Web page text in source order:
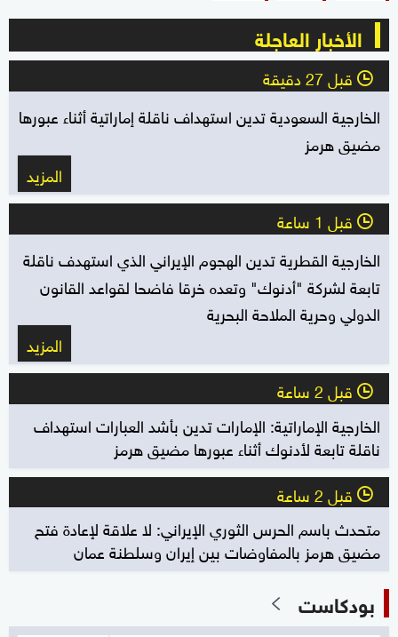
الأخبار العاجلة
l قبل 27 دقيقة
الخارجية السعودية تدين استهداف ناقلة إماراتية أثناء عبورها
مضيق هرمز
المزيد
l قبل 1 ساعة
الخارجية القطرية تدين الهجوم الإيراني الذي استهدف ناقلة
تابعة لشركة "أدنوك" وتعده خرقا فاضحا لقواعد القانون
الدولي وحرية الملاحة البحرية
المزيد
l قبل 2 ساعة
الخارجية الإماراتية: الإمارات تدين بأشد العبارات استهداف
ناقلة تابعة لأدنوك أثناء عبورها مضيق هرمز
l قبل 2 ساعة
متحدث باسم الحرس الثوري الإيراني: لا علاقة لإعادة فتح
مضيق هرمز بالمفاوضات بين إيران وسلطنة عمان
بودكاست